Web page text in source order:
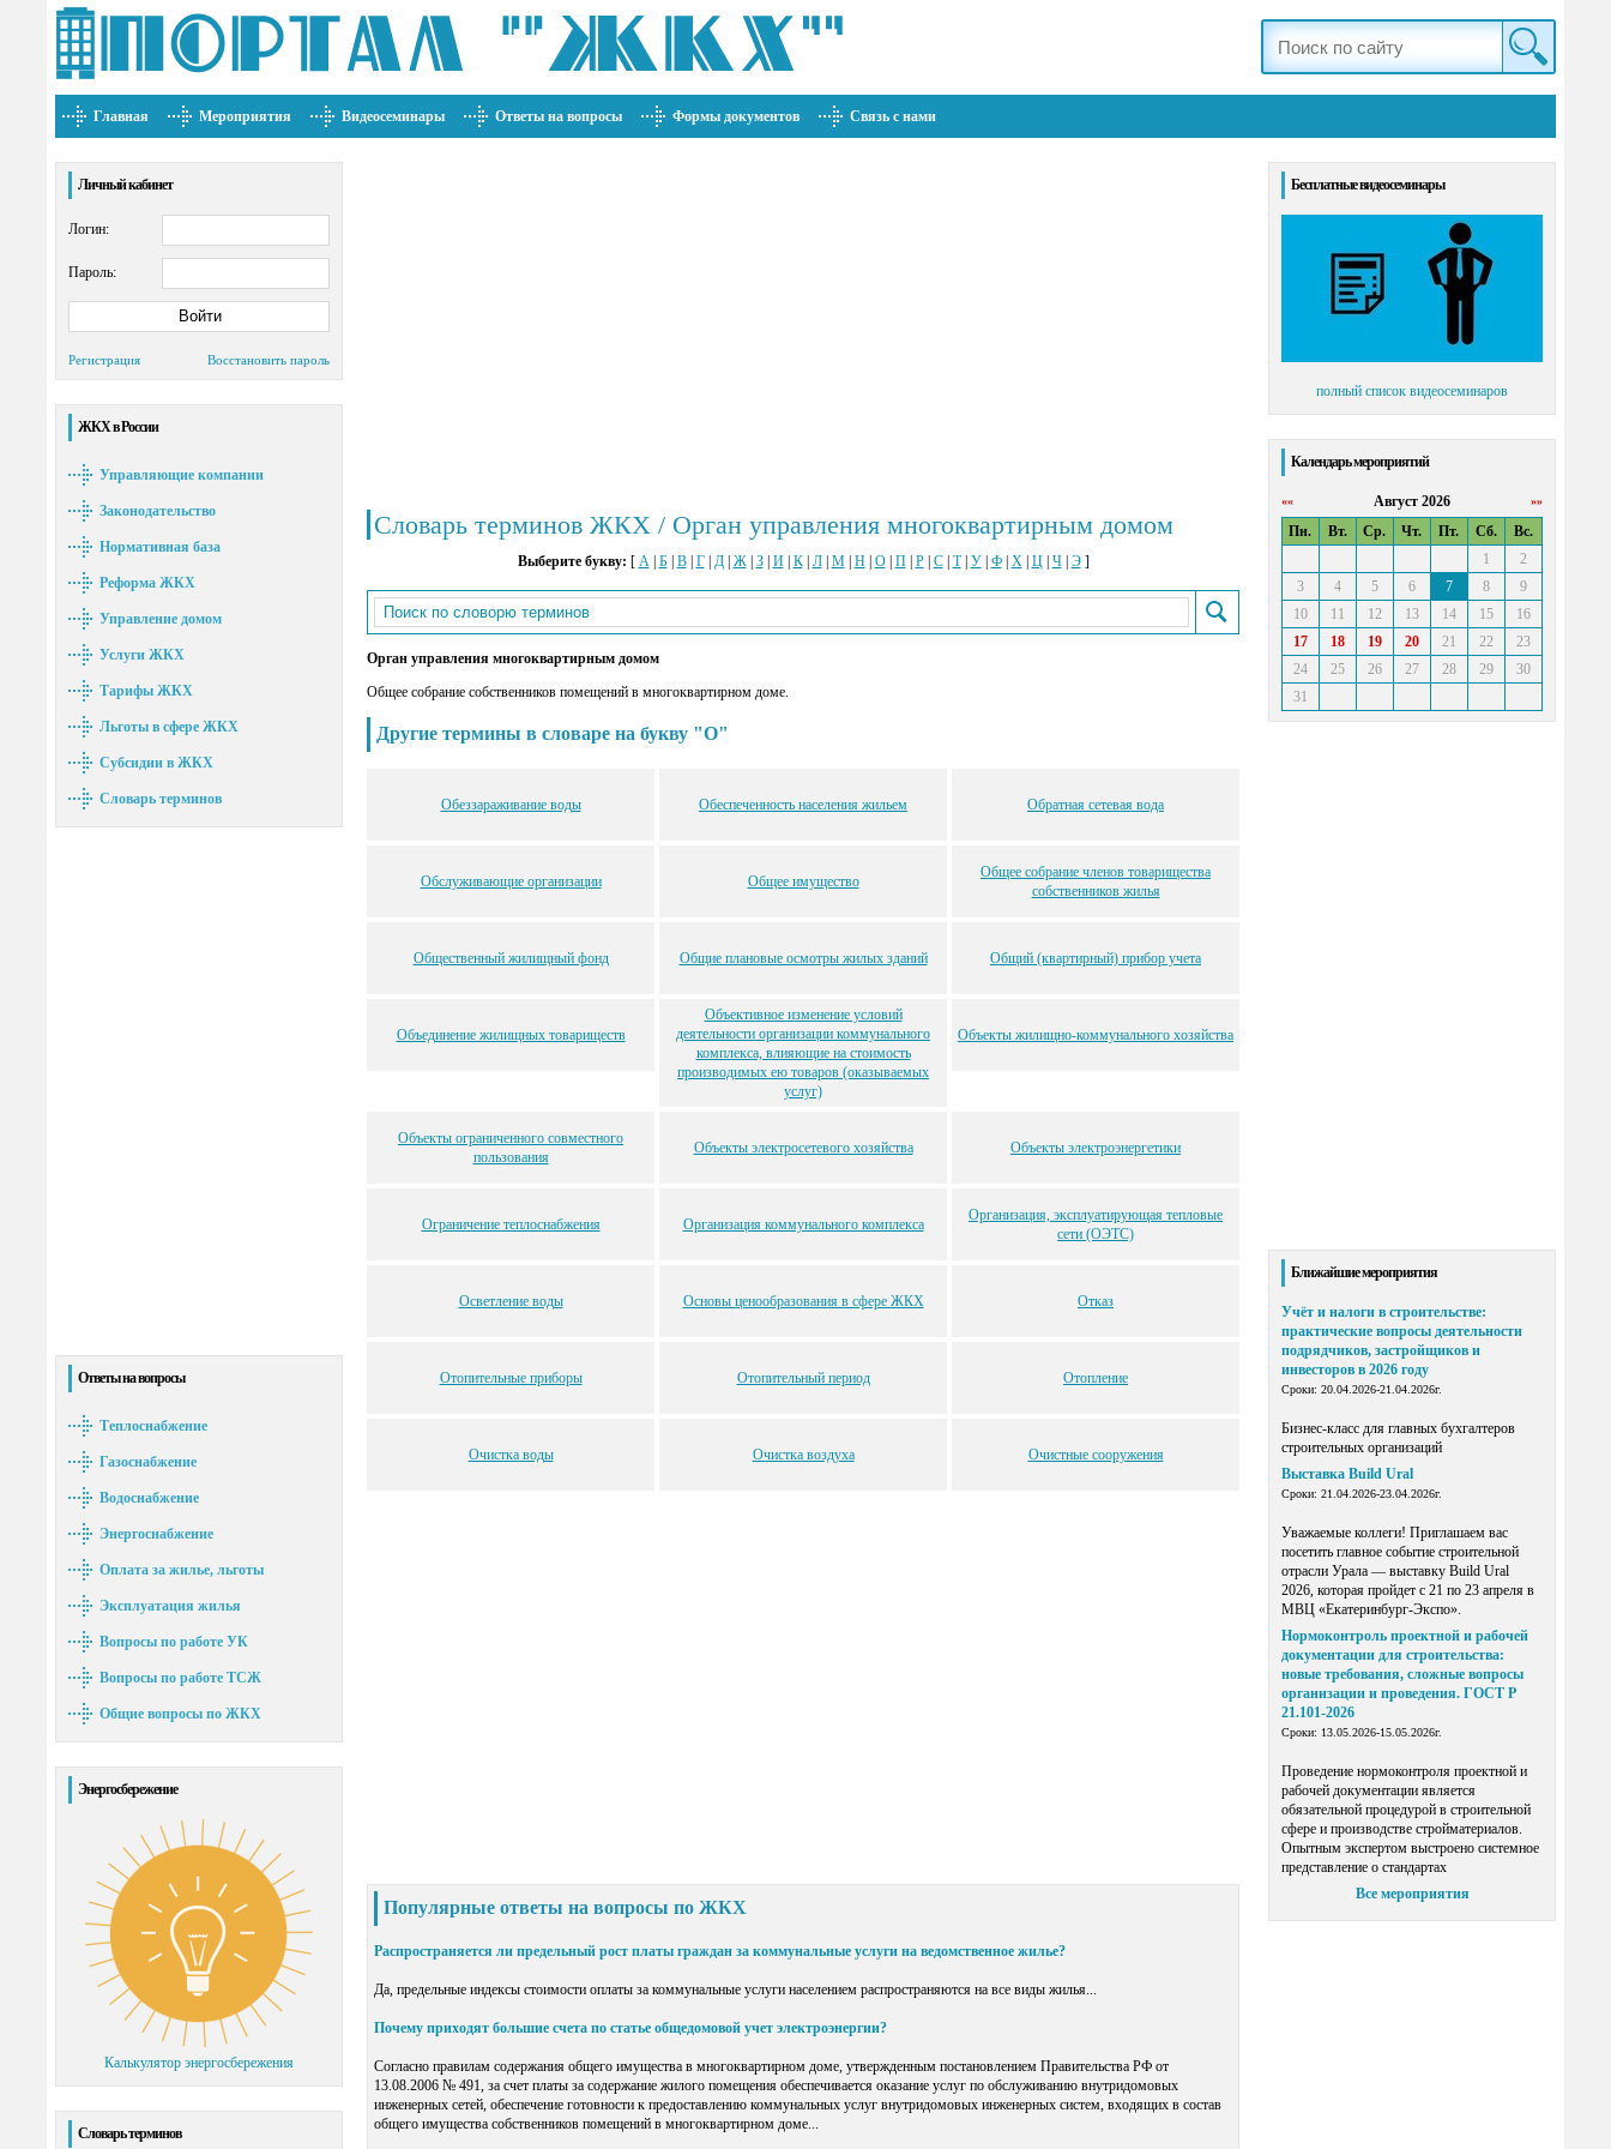
Главная Мероприятия Видеосеминары Ответы на вопросы Формы документов Связь с нами
Личный кабинет
Логин:
Пароль:
Регистрация Восстановить пароль
ЖКХ в России
Управляющие компании
Законодательство
Нормативная база
Реформа ЖКХ
Управление домом
Услуги ЖКХ
Тарифы ЖКХ
Льготы в сфере ЖКХ
Субсидии в ЖКХ
Словарь терминов
Ответы на вопросы
Теплоснабжение
Газоснабжение
Водоснабжение
Энергоснабжение
Оплата за жилье, льготы
Эксплуатация жилья
Вопросы по работе УК
Вопросы по работе ТСЖ
Общие вопросы по ЖКХ
Энергосбережение
Калькулятор энергосбережения
Словарь терминов
Словарь терминов ЖКХ / Орган управления многоквартирным домом
Выберите букву: [ А| Б| В| Г| Д| Ж| З| И| К| Л| М| Н| О| П| Р| С| Т| У| Ф| Х| Ц| Ч| Э]
Орган управления многоквартирным домом
Общее собрание собственников помещений в многоквартирном доме.
Другие термины в словаре на букву "О"
Обеззараживание воды Обеспеченность населения жильем Обратная сетевая вода
Обслуживающие организации Общее имущество
Общее собрание членов товарищества
собственников жилья
Общественный жилищный фонд Общие плановые осмотры жилых зданий Общий (квартирный) прибор учета
Объединение жилищных товариществ
Объективное изменение условий
деятельности организации коммунального
комплекса, влияющие на стоимость
производимых ею товаров (оказываемых
услуг)
Объекты жилищно-коммунального хозяйства
Объекты ограниченного совместного
пользования
Объекты электросетевого хозяйства Объекты электроэнергетики
Ограничение теплоснабжения Организация коммунального комплекса
Организация, эксплуатирующая тепловые
сети (ОЭТС)
Осветление воды Основы ценообразования в сфере ЖКХ Отказ
Отопительные приборы Отопительный период Отопление
Очистка воды Очистка воздуха Очистные сооружения
Популярные ответы на вопросы по ЖКХ
Распространяется ли предельный рост платы граждан за коммунальные услуги на ведомственное жилье?
Да, предельные индексы стоимости оплаты за коммунальные услуги населением распространяются на все виды жилья...
Почему приходят большие счета по статье общедомовой учет электроэнергии?
Согласно правилам содержания общего имущества в многоквартирном доме, утвержденным постановлением Правительства РФ от
13.08.2006 № 491, за счет платы за содержание жилого помещения обеспечивается оказание услуг по обслуживанию внутридомовых
инженерных сетей, обеспечение готовности к предоставлению коммунальных услуг внутридомовых инженерных систем, входящих в состав
общего имущества собственников помещений в многоквартирном доме...
Бесплатные видеосеминары
полный список видеосеминаров
Календарь мероприятий
«« »»
Август 2026
Пн.
Вт. Ср. Чт. Пт. Сб.
Вс.
1
2
3
4 5 6 7 8
9
10
11 12 13 14 15
16
17
18 19 20 21 22
23
24
25 26 27 28 29
30
31
Ближайшие мероприятия
Учёт и налоги в строительстве:
практические вопросы деятельности
подрядчиков, застройщиков и
инвесторов в 2026 году
Сроки: 20.04.2026-21.04.2026г.
Бизнес-класс для главных бухгалтеров
строительных организаций
Выставка Build Ural
Сроки: 21.04.2026-23.04.2026г.
Уважаемые коллеги! Приглашаем вас
посетить главное событие строительной
отрасли Урала — выставку Build Ural
2026, которая пройдет с 21 по 23 апреля в
МВЦ «Екатеринбург-Экспо».
Нормоконтроль проектной и рабочей
документации для строительства:
новые требования, сложные вопросы
организации и проведения. ГОСТ Р
21.101-2026
Сроки: 13.05.2026-15.05.2026г.
Проведение нормоконтроля проектной и
рабочей документации является
обязательной процедурой в строительной
сфере и производстве стройматериалов.
Опытным экспертом выстроено системное
представление о стандартах
Все мероприятия